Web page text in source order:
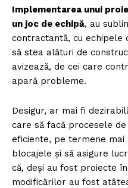
Implementarea unui
un joc de echipă, au
contractantă, cu
să stea alături de
avizează, de cei care
apară probleme.
Desigur, ar mai fi
care să facă procesele
eficiente, pe termene mai
blocajele și să asigure
că, deși au fost proiecte
modificărilor au fost